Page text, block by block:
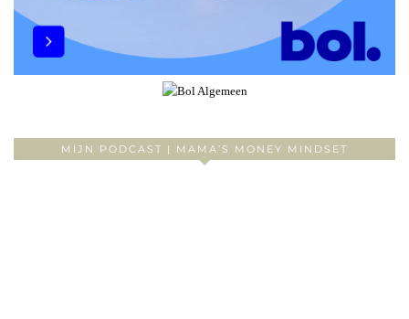
MIJN PODCAST | MAMA’S MONEY MINDSET